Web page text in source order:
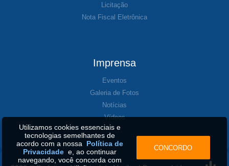
Licitação
Nota Fiscal Eletrônica
Imprensa
Eventos
Galeria de Fotos
Notícias
Vídeos
Utilizamos cookies essenciais e
tecnologias semelhantes de
acordo com a nossa Política de
Privacidadee, ao continuar
navegando, você concorda com
CONCORDO